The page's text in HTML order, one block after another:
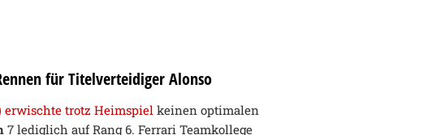
für Titelverteidiger Alonso
erwischte trotz Heimspielkeinen optimalen
7 lediglich auf Rang 6. Ferrari Teamkollege